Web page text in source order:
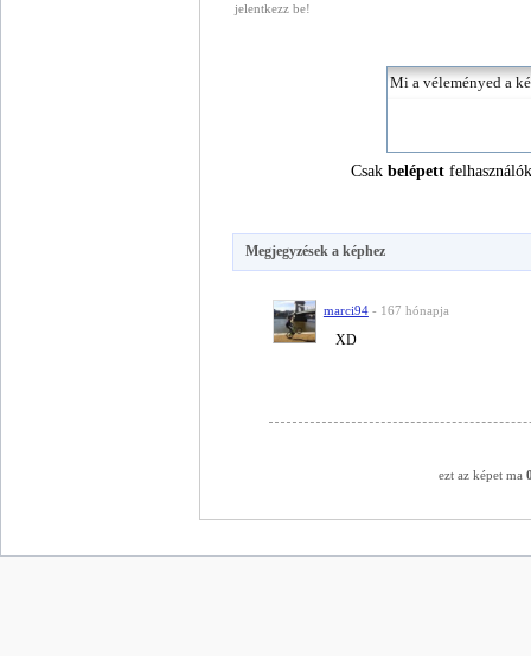
jelentkezz be!
Csakbelépett
Megjegyzések a képhez
marci94 - 167 hónapja
XD
ezt az képet ma